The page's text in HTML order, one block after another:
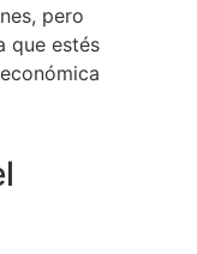
pero
que estés